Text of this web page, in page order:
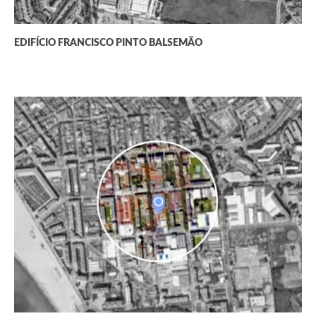
EDIFÍCIO FRANCISCO PINTO BALSEMÃO